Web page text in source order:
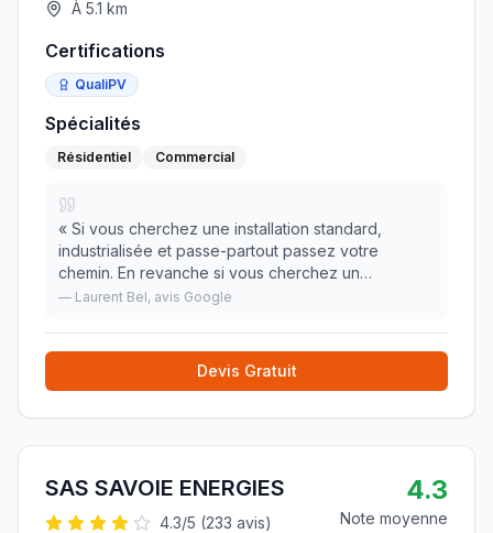
À 5.1 km
Certifications
QualiPV
Spécialités
Résidentiel Commercial
« Si vous cherchez une installation standard,
industrialisée et passe-partout passez votre
chemin. En revanche si vous cherchez un
professionnel passionné, prêt à se creuser la tête
optimiser votr»
— Laurent Bel, avis Google
Devis Gratuit
SAS SAVOIE ENERGIES
4.3/5 (233 avis)
4.3
Note moyenne